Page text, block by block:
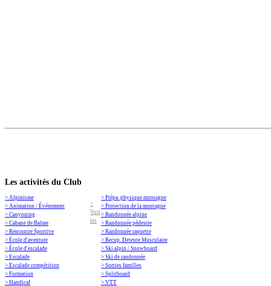
Les activités du Club
> Alpinisme
> Animation / Événement
> Canyoning
> Cabane de Balme
> Rencontre Sportive
> École d'aventure
> École d'escalade
> Escalade
> Escalade compétition
> Formation
> Handicaf
> Prépa. physique montagne
> Protection de la montagne
> Randonnée alpine
> Randonnée pédestre
> Randonnée raquette
> Recup. Detente Musculaire
> Ski alpin / Snowboard
> Ski de randonnée
> Sorties familles
> Splitboard
> VTT
>
Voir
les